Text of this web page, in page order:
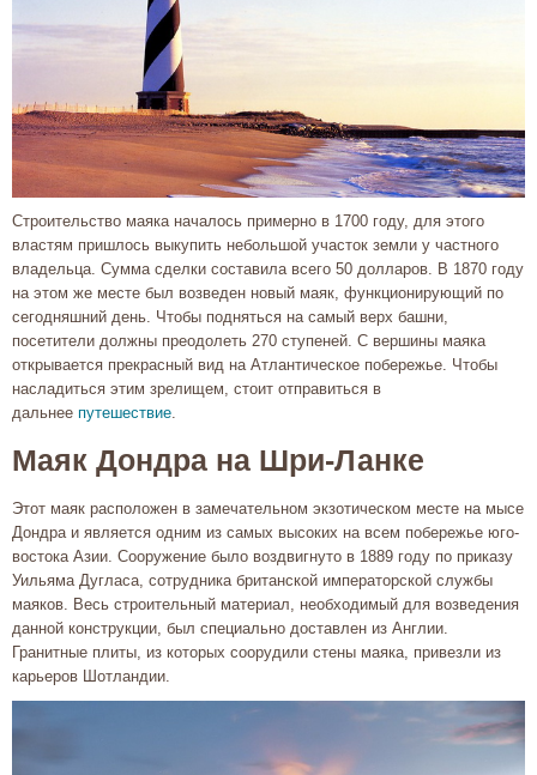
Строительство маяка началось примерно в 1700 году, для этого
властям пришлось выкупить небольшой участок земли у частного
владельца. Сумма сделки составила всего 50 долларов. В 1870 году
на этом же месте был возведен новый маяк, функционирующий по
сегодняшний день. Чтобы подняться на самый верх башни,
посетители должны преодолеть 270 ступеней. С вершины маяка
открывается прекрасный вид на Атлантическое побережье. Чтобы
насладиться этим зрелищем, стоит отправиться в
дальнее путешествие
Маяк Дондра на Шри-Ланке
Этот маяк расположен в замечательном экзотическом месте на мысе
Дондра и является одним из самых высоких на всем побережье юго-
востока Азии. Сооружение было воздвигнуто в 1889 году по приказу
Уильяма Дугласа, сотрудника британской императорской службы
маяков. Весь строительный материал, необходимый для возведения
данной конструкции, был специально доставлен из Англии.
Гранитные плиты, из которых соорудили стены маяка, привезли из
карьеров Шотландии.